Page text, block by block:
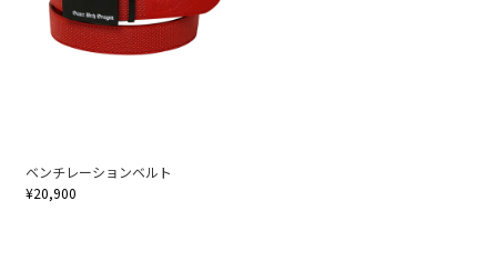
ベンチレーションベルト
¥20,900